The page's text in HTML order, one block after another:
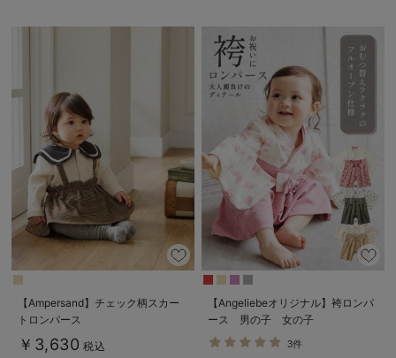
【Ampersand】チェック柄スカー
トロンパース
￥3,630 税込
【Angeliebeオリジナル】袴ロンパ
ース 男の子 女の子
3件